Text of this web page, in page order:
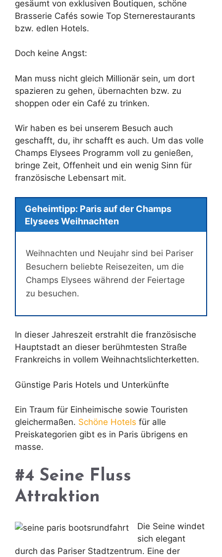
gesäumt von exklusiven Boutiquen, schöne
Brasserie Cafés sowie Top Sternerestaurants
bzw. edlen Hotels.
Doch keine Angst:
Man muss nicht gleich Millionär sein, um dort
spazieren zu gehen, übernachten bzw. zu
shoppen oder ein Café zu trinken.
Wir haben es bei unserem Besuch auch
geschafft, du, ihr schafft es auch. Um das volle
Champs Elysees Programm voll zu genießen,
bringe Zeit, Offenheit und ein wenig Sinn für
französische Lebensart mit.
Geheimtipp: Paris auf der Champs
Elysees Weihnachten
Weihnachten und Neujahr sind bei Pariser
Besuchern beliebte Reisezeiten, um die
Champs Elysees während der Feiertage
zu besuchen.
In dieser Jahreszeit erstrahlt die französische
Hauptstadt an dieser berühmtesten Straße
Frankreichs in vollem Weihnachtslichterketten.
Günstige Paris Hotels und Unterkünfte
Ein Traum für Einheimische sowie Touristen
gleichermaßen. Schöne Hotels für alle
Preiskategorien gibt es in Paris übrigens en
masse.
#4 Seine Fluss
Attraktion
Die Seine windet
sich elegant
durch das Pariser Stadtzentrum. Eine der